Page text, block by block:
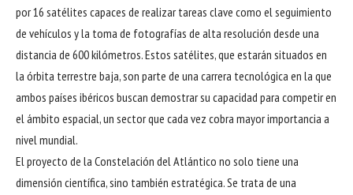
por 16 satélites capaces de realizar tareas clave como el seguimiento
de vehículos y la toma de fotografías de alta resolución desde una
distancia de 600 kilómetros. Estos satélites, que estarán situados en
la órbita terrestre baja, son parte de una carrera tecnológica en la que
ambos países ibéricos buscan demostrar su capacidad para competir en
el ámbito espacial, un sector que cada vez cobra mayor importancia a
nivel mundial.
El proyecto de la Constelación del Atlántico no solo tiene una
dimensión científica, sino también estratégica. Se trata de una